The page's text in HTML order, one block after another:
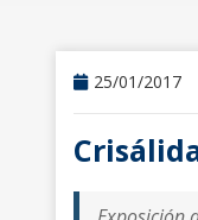
25/01/2017